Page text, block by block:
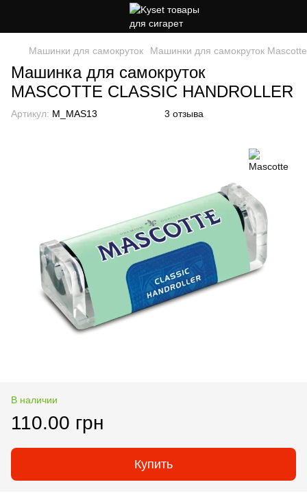
Машинки для самокруток Машинки для самокруток Mascotte
Машинка для самокруток
MASCOTTE CLASSIC HANDROLLER
Артикул: M_MAS13 3 отзыва
В наличии
110.00 грн
Купить